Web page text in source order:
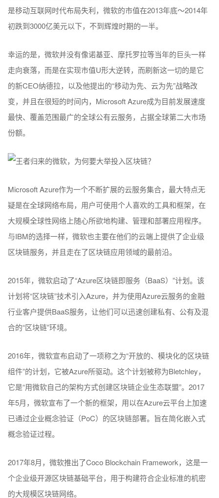
是移动互联网时代布局失利，微软的市值在2013年底～2014年
初跌到3000亿美元以下，不到辉煌时期的一半。
幸运的是，微软并没有像诺基亚、摩托罗拉等当年的巨头一样
走向衰落，而是在实现市值U形大逆转，而刷新这一切的是它
的新CEO纳德拉，以及他提出的“移动为先、云为先”战略改
变，并且在很短的时间内，Microsoft Azure成为目前发展速度
最快、覆盖范围最广的全球公有云服务，占据全球第二大市场
份额。
Microsoft Azure作为一个不断扩展的云服务集合，最大特点无
疑是在全球网络布局，用户可使用个人喜欢的工具和框架，在
大规模全球性网络上随心所欲地构建、管理和部署应用程序。
与IBM的选择一样，微软也主要在他们的云端上提供了企业级
区块链服务，并且走在了区块链应用领域的最前沿。
2015年，微软启动了“Azure区块链即服务（BaaS）”计划。该
计划将“区块链”技术引入Azure，并为使用Azure云服务的金融
行业客户提供BaaS服务，让他们可以迅速创建私有、公有及混
合的“区块链”环境。
2016年，微软宣布启动了一项称之为“开放的、模块化的区块链
组件”的计划，它被Azure所驱动。这个计划被称为Bletchley，
它是“用微软自己的架构方式创建区块链企业生态联盟”。2017
年5月，微软宣布了一个新的框架，用以在Azure云平台上加速
已通过企业概念验证（PoC）的区块链部署。旨在简化嵌入式
概念验证过程。
2017年8月，微软推出了Coco Blockchain Framework，这是一
个企业级开源区块链基础平台，用于构建符合企业标准的机密
的大规模区块链网络。